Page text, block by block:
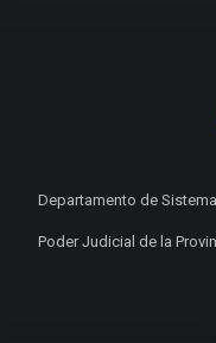
Departamento de
Poder Judicial de la